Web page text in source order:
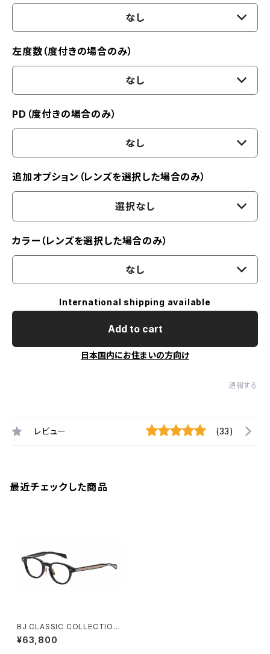
なし
左度数（度付きの場合のみ）
なし
PD（度付きの場合のみ）
なし
追加オプション（レンズを選択した場合のみ）
選択なし
カラー（レンズを選択した場合のみ）
なし
International shipping available
Add to cart
日本国内にお住まいの方向け
通報する
レビュー (33)
最近チェックした商品
BJ CLASSIC COLLECTION
SH-CE569MP SHINBARI / C
RAFTSMAN EDITION
¥63,800